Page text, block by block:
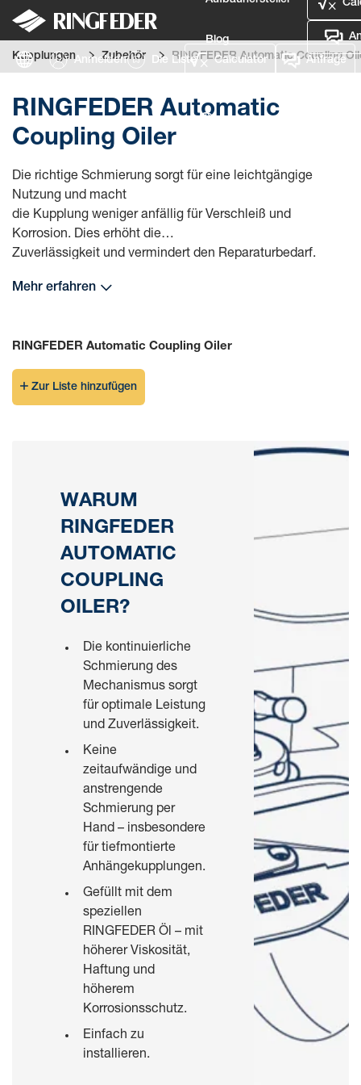
Blog
Anmelden Die Liste Calculator Anfrage
Kupplungen Zubehör RINGFEDER Automatic Coupling
RINGFEDER Automatic
Coupling Oiler
Die richtige Schmierung sorgt für eine leichtgängige
Nutzung und macht
die Kupplung weniger anfällig für Verschleiß und
Korrosion. Dies erhöht die
Zuverlässigkeit und vermindert den Reparaturbedarf.
Mehr erfahren
RINGFEDER Automatic Coupling Oiler
Zur Liste hinzufügen
WARUM
RINGFEDER
AUTOMATIC
COUPLING
OILER?
Die kontinuierliche
Schmierung des
Mechanismus sorgt
für optimale Leistung
und Zuverlässigkeit.
Keine
zeitaufwändige und
anstrengende
Schmierung per
Hand – insbesondere
für tiefmontierte
Anhängekupplungen.
Gefüllt mit dem
speziellen
RINGFEDER Öl – mit
höherer Viskosität,
Haftung und
höherem
Korrosionsschutz.
Einfach zu
installieren.